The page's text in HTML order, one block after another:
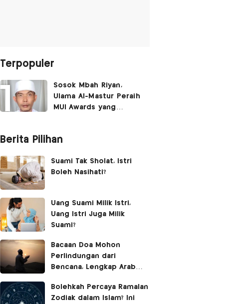
Terpopuler
Sosok Mbah Riyan,
Ulama Al-Mastur Peraih
MUI Awards yang
Berita Pilihan
Suami Tak Sholat, Istri
Boleh Nasihati?
Uang Suami Milik Istri,
Uang Istri Juga Milik
Suami?
Bacaan Doa Mohon
Perlindungan dari
Bencana, Lengkap Arab
Bolehkah Percaya Ramalan
Zodiak dalam Islam? Ini